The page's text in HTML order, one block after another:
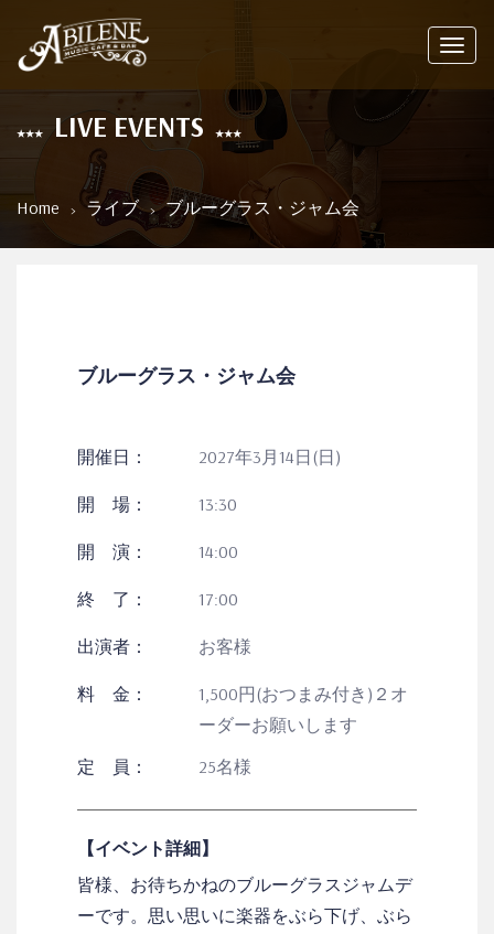
LIVE EVENTS
Home ライブ ブルーグラス・ジャム会
ブルーグラス・ジャム会
開催日： 2027年3月14日(日)
開 場： 13:30
開 演： 14:00
終 了： 17:00
出演者： お客様
料 金：
1,500円(おつまみ付き)２オ
ーダーお願いします
定 員：
25名様
【イベント詳細】
皆様、お待ちかねのブルーグラスジャムデ
ーです。思い思いに楽器をぶら下げ、ぶら